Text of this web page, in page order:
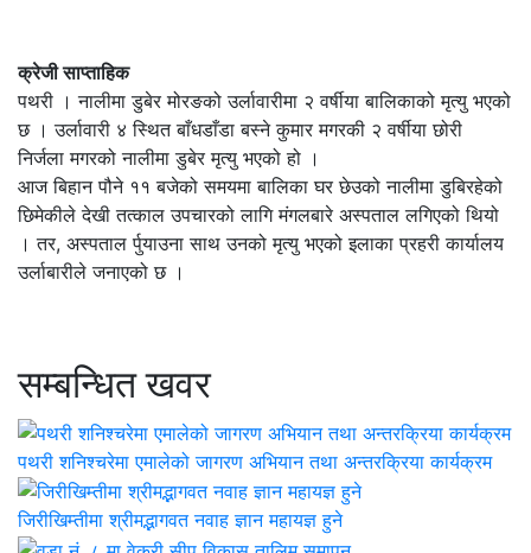
क्रेजी साप्ताहिक
पथरी । नालीमा डुबेर मोरङको उर्लावारीमा २ वर्षीया बालिकाको मृत्यु भएको
छ । उर्लावारी ४ स्थित बाँधडाँडा बस्ने कुमार मगरकी २ वर्षीया छोरी
निर्जला मगरको नालीमा डुबेर मृत्यु भएको हो ।
आज बिहान पौने ११ बजेको समयमा बालिका घर छेउको नालीमा डुबिरहेको
छिमेकीले देखी तत्काल उपचारको लागि मंगलबारे अस्पताल लगिएको थियो
। तर, अस्पताल र्पुयाउना साथ उनको मृत्यु भएको इलाका प्रहरी कार्यालय
उर्लाबारीले जनाएको छ ।
सम्बन्धित खवर
पथरी शनिश्चरेमा एमालेको जागरण अभियान तथा अन्तरक्रिया कार्यक्रम
जिरीखिम्तीमा श्रीमद्भागवत नवाह ज्ञान महायज्ञ हुने